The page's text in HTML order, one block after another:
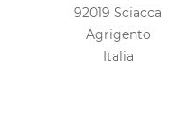
92019 Sciacca
Agrigento
Italia